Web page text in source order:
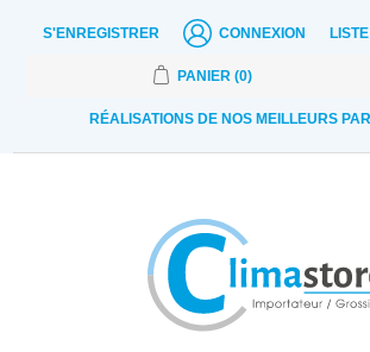
S'ENREGISTRER CONNEXION
PANIER (0)
RÉALISATIONS DE NOS MEILLEURS